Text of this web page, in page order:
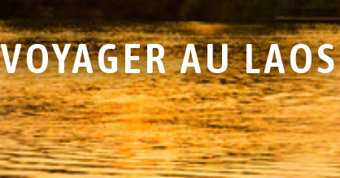
VOYAGER AU LAOS